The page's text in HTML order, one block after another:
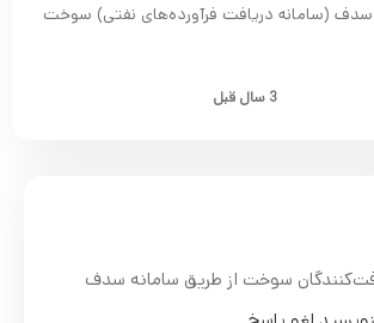
سدف (سامانه دریافت فرآورده‌های نفتی) سوخت
3 سال قبل
سوخت از طریق سامانه سدف